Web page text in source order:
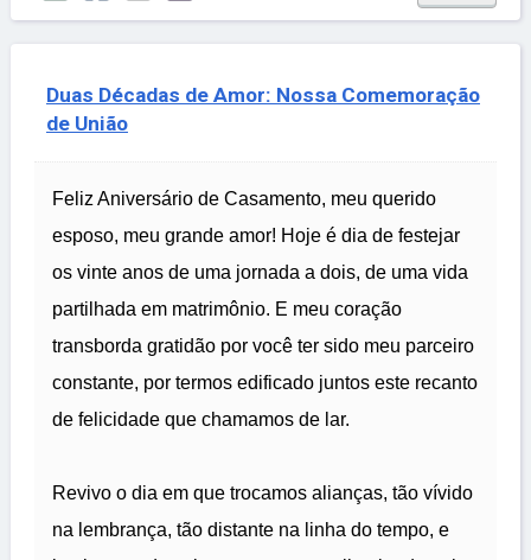
Duas Décadas de Amor: Nossa Comemoração
de União
Feliz Aniversário de Casamento, meu querido
esposo, meu grande amor! Hoje é dia de festejar
os vinte anos de uma jornada a dois, de uma vida
partilhada em matrimônio. E meu coração
transborda gratidão por você ter sido meu parceiro
constante, por termos edificado juntos este recanto
de felicidade que chamamos de lar.
Revivo o dia em que trocamos alianças, tão vívido
na lembrança, tão distante na linha do tempo, e